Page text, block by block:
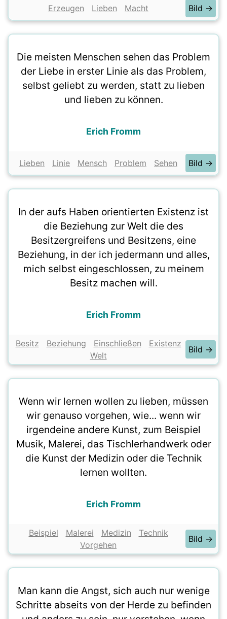
Erzeugen Lieben Macht Bild →
Die meisten Menschen sehen das Problem
der Liebe in erster Linie als das Problem,
selbst geliebt zu werden, statt zu lieben
und lieben zu können.
Erich Fromm
Lieben Linie Mensch Problem Sehen Bild →
In der aufs Haben orientierten Existenz ist
die Beziehung zur Welt die des
Besitzergreifens und Besitzens, eine
Beziehung, in der ich jedermann und alles,
mich selbst eingeschlossen, zu meinem
Besitz machen will.
Erich Fromm
Besitz Beziehung Einschließen
Existenz
Welt
Bild →
Wenn wir lernen wollen zu lieben, müssen
wir genauso vorgehen, wie... wenn wir
irgendeine andere Kunst, zum Beispiel
Musik, Malerei, das Tischlerhandwerk oder
die Kunst der Medizin oder die Technik
lernen wollten.
Erich Fromm
Beispiel Malerei Medizin
Technik
Vorgehen
Bild →
Man kann die Angst, sich auch nur wenige
Schritte abseits von der Herde zu befinden